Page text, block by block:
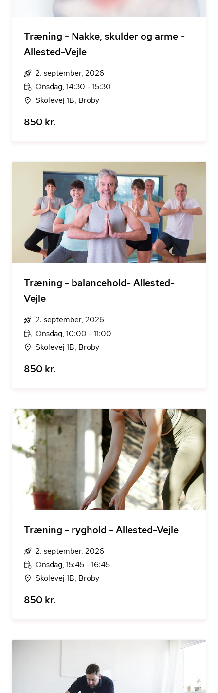
Træning - Nakke, skulder og arme -
Allested-Vejle
2. september, 2026
Onsdag, 14:30 - 15:30
Skolevej 1B, Broby
850 kr.
Træning - balancehold- Allested-
Vejle
2. september, 2026
Onsdag, 10:00 - 11:00
Skolevej 1B, Broby
850 kr.
Træning - ryghold - Allested-Vejle
2. september, 2026
Onsdag, 15:45 - 16:45
Skolevej 1B, Broby
850 kr.